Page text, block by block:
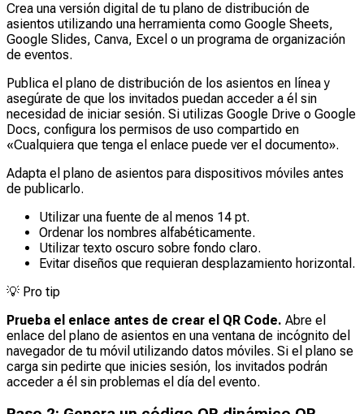
Crea una versión digital de tu plano de distribución de
asientos utilizando una herramienta como Google Sheets,
Google Slides, Canva, Excel o un programa de organización
de eventos.
Publica el plano de distribución de los asientos en línea y
asegúrate de que los invitados puedan acceder a él sin
necesidad de iniciar sesión. Si utilizas Google Drive o Google
Docs, configura los permisos de uso compartido en
«Cualquiera que tenga el enlace puede ver el documento».
Adapta el plano de asientos para dispositivos móviles antes
de publicarlo.
Utilizar una fuente de al menos 14 pt.
Ordenar los nombres alfabéticamente.
Utilizar texto oscuro sobre fondo claro.
Evitar diseños que requieran desplazamiento horizontal.
💡 Pro tip
Prueba el enlace antes de crear el QR Code. Abre el
enlace del plano de asientos en una ventana de incógnito del
navegador de tu móvil utilizando datos móviles. Si el plano se
carga sin pedirte que inicies sesión, los invitados podrán
acceder a él sin problemas el día del evento.